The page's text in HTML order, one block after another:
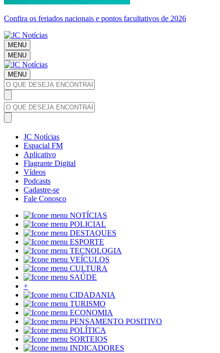
Confira os feriados nacionais e pontos facultativos de 2026
MENU
MENU
MENU
JC Notícias
Espacial FM
Aplicativo
Flagrante Digital
Vídeos
Podcasts
Cadastre-se
Fale Conosco
NOTÍCIAS
POLICIAL
DESTAQUES
ESPORTE
TECNOLOGIA
VEÍCULOS
CULTURA
SAÚDE
+
CIDADANIA
TURISMO
ECONOMIA
PENSAMENTO POSITIVO
POLÍTICA
SORTEIOS
INDICADORES